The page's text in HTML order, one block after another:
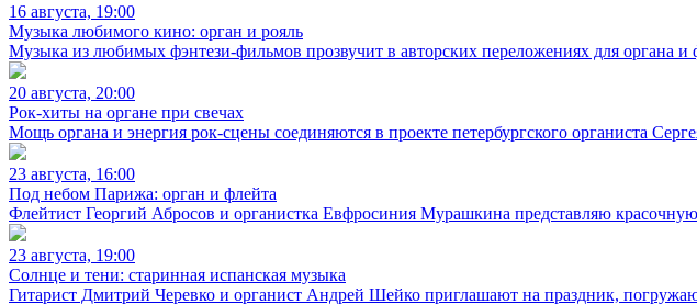
16 августа, 19:00
Музыка любимого кино: орган и рояль
Музыка из любимых фэнтези-фильмов прозвучит в авторских переложениях для
20 августа, 20:00
Рок-хиты на органе при свечах
Мощь органа и энергия рок-сцены соединяются в проекте петербургского органиста
23 августа, 16:00
Под небом Парижа: орган и флейта
Флейтист Георгий Абросов и органистка Евфросиния Мурашкина представляю
23 августа, 19:00
Солнце и тени: старинная испанская музыка
Гитарист Дмитрий Черевко и органист Андрей Шейко приглашают на праздник,